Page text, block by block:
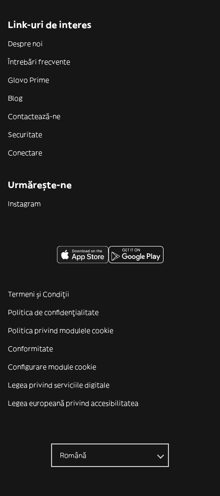
Link-uri de interes
Despre noi
Întrebări frecvente
Glovo Prime
Blog
Contactează-ne
Securitate
Conectare
Urmărește-ne
Instagram
Termeni și Condiții
Politica de confidenţialitate
Politica privind modulele cookie
Conformitate
Configurare module cookie
Legea privind serviciile digitale
Legea europeană privind accesibilitatea